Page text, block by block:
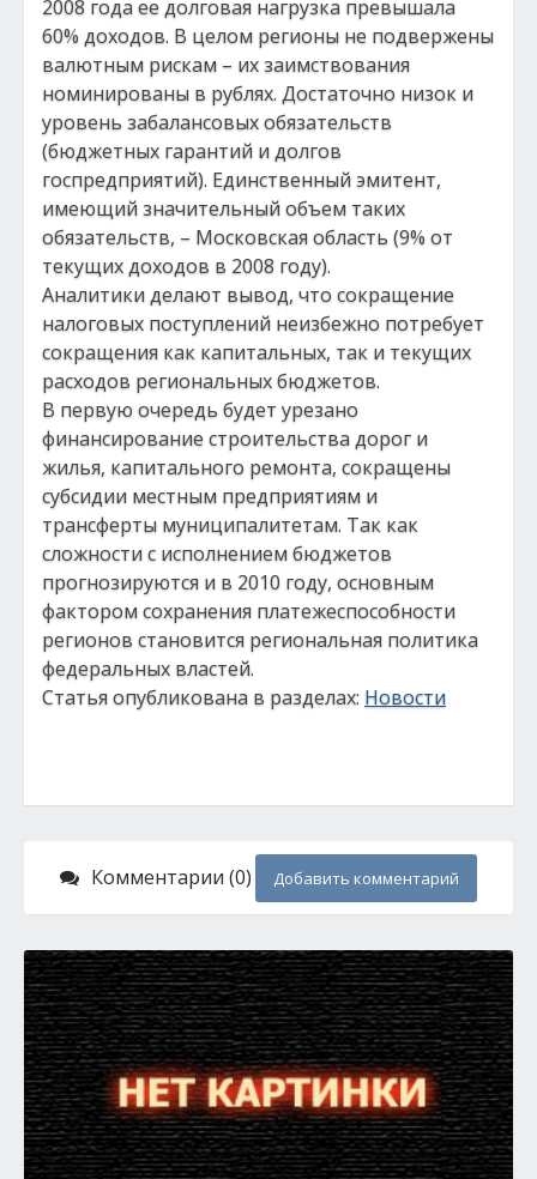
2008 года ее долговая нагрузка превышала
60% доходов. В целом регионы не подвержены
валютным рискам – их заимствования
номинированы в рублях. Достаточно низок и
уровень забалансовых обязательств
(бюджетных гарантий и долгов
госпредприятий). Единственный эмитент,
имеющий значительный объем таких
обязательств, – Московская область (9% от
текущих доходов в 2008 году).
Аналитики делают вывод, что сокращение
налоговых поступлений неизбежно потребует
сокращения как капитальных, так и текущих
расходов региональных бюджетов.
В первую очередь будет урезано
финансирование строительства дорог и
жилья, капитального ремонта, сокращены
субсидии местным предприятиям и
трансферты муниципалитетам. Так как
сложности с исполнением бюджетов
прогнозируются и в 2010 году, основным
фактором сохранения платежеспособности
регионов становится региональная политика
федеральных властей.
Статья опубликована в разделах: Новости
Комментарии (0) Добавить комментарий